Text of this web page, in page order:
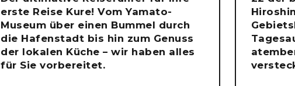
erste Reise Kure! Vom Yamato-
Museum über einen Bummel durch
die Hafenstadt bis hin zum Genuss
der lokalen Küche – wir haben alles
für Sie vorbereitet.